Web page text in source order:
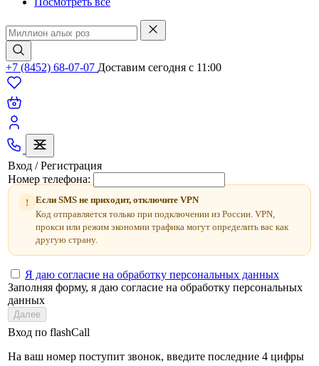
+7 (8452) 68-07-07 Доставим сегодня c 11:00
Вход / Регистрация
Номер телефона:
!
Если SMS не приходит, отключите VPN
Код отправляется только при подключении из России. VPN,
прокси или режим экономии трафика могут определить вас как
другую страну.
Я даю согласие на обработку персональных данных
Заполняя форму, я даю согласие на обработку персональных
данных
Далее
Вход по flashCall
На ваш номер поступит звонок, введите последние 4 цифры